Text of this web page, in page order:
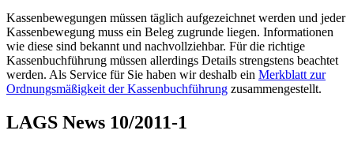
Kassenbewegungen müssen täglich aufgezeichnet werden und jeder
Kassenbewegung muss ein Beleg zugrunde liegen. Informationen
wie diese sind bekannt und nachvollziehbar. Für die richtige
Kassenbuchführung müssen allerdings Details strengstens beachtet
werden. Als Service für Sie haben wir deshalb ein Merkblatt zur
Ordnungsmäßigkeit der Kassenbuchführung zusammengestellt.
LAGS News 10/2011-1